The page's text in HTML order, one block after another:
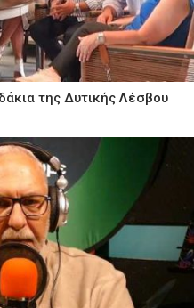
της Δυτικής Λέσβου